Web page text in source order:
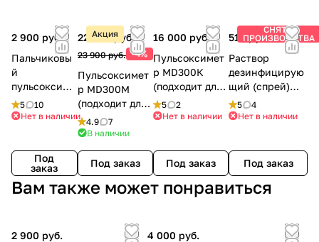
2 900 руб.
Пальчиковы
й
пульсоксиме
тр MD300C5
для детей
5
10
Нет в наличии
Под
заказ
Акция
22 900 руб.
23 900 руб. -4%
Пульсоксимет
р MD300M
(подходит для
новорожденны
х)
4.9
7
В наличии
Под заказ
16 000 руб.
Пульсоксимет
р MD300К
(подходит для
новорожденны
х)
5
2
Нет в наличии
Под заказ
СНЯТ С
ПРОИЗВОДСТВА
510 руб.
Раствор
дезинфицирую
щий (спрей)
OXYGEN PLUS,
150 мл.
5
4
Нет в наличии
Под заказ
Вам также может понравиться
2 900 руб.
4 000 руб.